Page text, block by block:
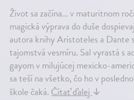
Život sa začína... v maturitnom
magická výprava do duše
autora knihy Aristoteles a Dante
tajomstvá vesmíru. Sal vyrastá s
gayom v milujúcej mexicko-
sa teší na všetko, čo ho v
škole čaká.Čítať ďalej↓